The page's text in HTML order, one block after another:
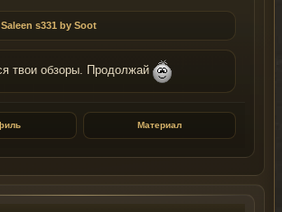
Saleen s331 by Soot
твои обзоры. Продолжай
Материал